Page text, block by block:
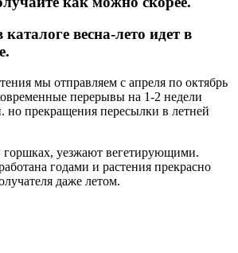
весна-лето идет в
мы отправляем с апреля по октябрь
перерывы на 1-2 недели
но прекращения пересылки в летней
горшках, уезжают вегетирующими.
годами и растения прекрасно
даже летом.